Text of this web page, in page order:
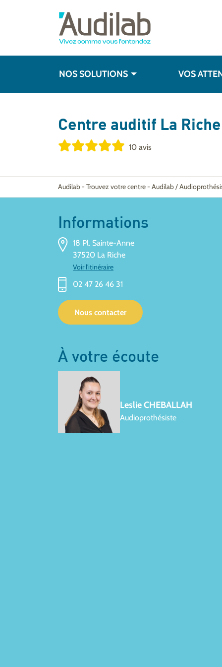
NOS SOLUTIONS VOS
Centre auditif La Riche
10 avis
Audilab-Trouvez votre centre-Audilab /
Informations
18 Pl. Sainte-Anne
37520 La Riche
Voir l'itinéraire
02 47 26 46 31
Nous contacter
À votre écoute
Leslie CHEBALLAH
Audioprothésiste